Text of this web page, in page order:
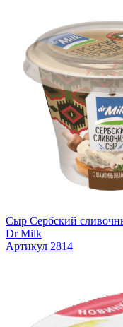
Сыр Сербский
Dr Milk
Артикул 2814